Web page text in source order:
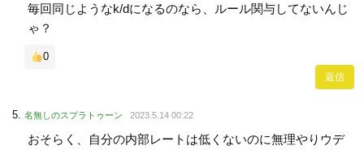
毎回同じようなk/dになるのなら、ルール関与してないんじ
ゃ？
0
返信
名無しのスプラトゥーン 2023.5.14 00:22
おそらく、自分の内部レートは低くないのに無理やりウデ